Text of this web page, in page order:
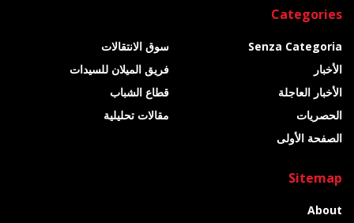
Categories
Senza Categoria
الأخبار
الأخبار العاجلة
الحصريات
الصفحة الأولى
سوق الانتقالات
فريق الميلان للسيدات
قطاع الشباب
مقالات تحليلية
Sitemap
About